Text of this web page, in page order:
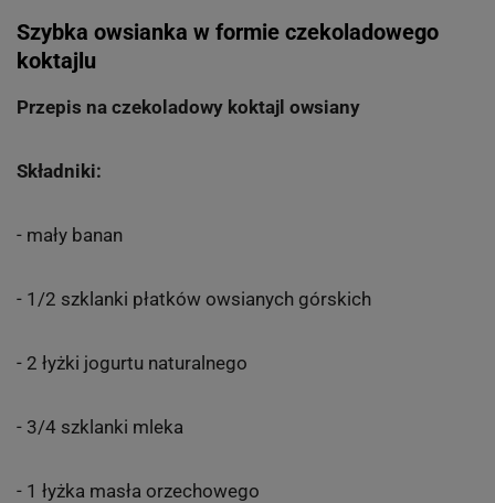
Szybka owsianka w formie czekoladowego
koktajlu
Przepis na czekoladowy koktajl owsiany
Składniki:
- mały banan
- 1/2 szklanki płatków owsianych górskich
- 2 łyżki jogurtu naturalnego
- 3/4 szklanki mleka
- 1 łyżka masła orzechowego